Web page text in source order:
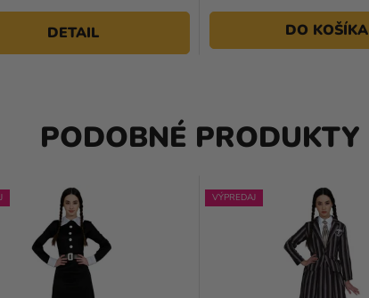
DETAIL DO KOŠÍKA
PODOBNÉ PRODUKTY
VÝPREDAJ